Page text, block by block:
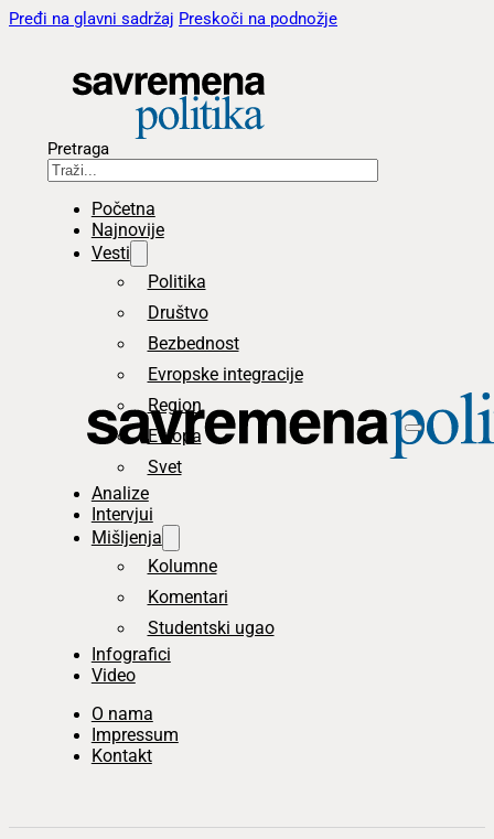
Pređi na glavni sadržaj Preskoči na podnožje
Pretraga
Početna
Najnovije
Vesti
Politika
Društvo
Bezbednost
Evropske integracije
Region
Evropa
Svet
Analize
Intervjui
Mišljenja
Kolumne
Komentari
Studentski ugao
Infografici
Video
O nama
Impressum
Kontakt